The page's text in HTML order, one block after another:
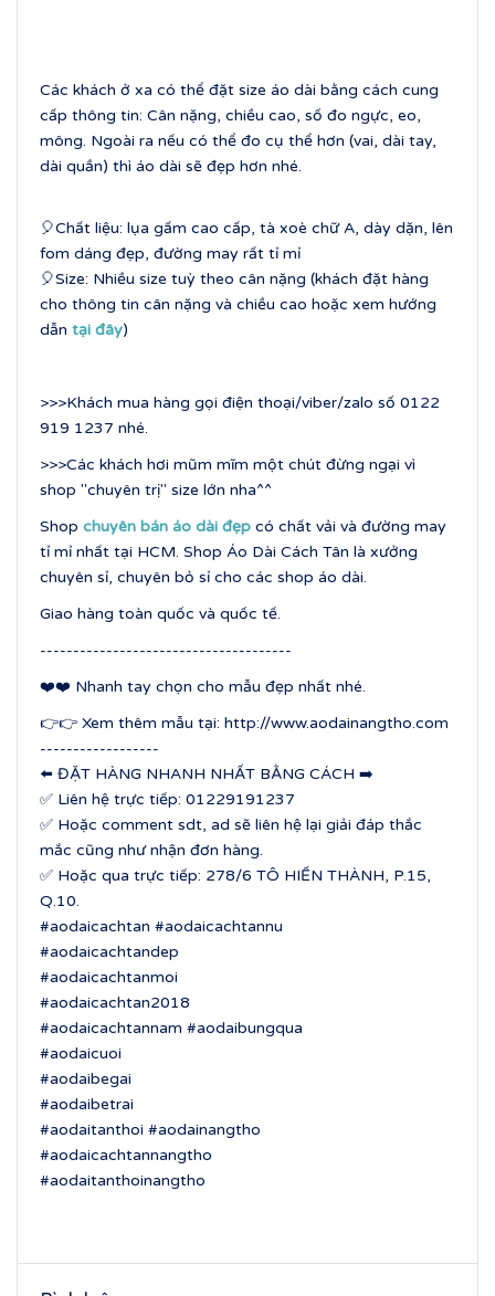
Các khách ở xa có thể đặt size áo dài bằng cách cung
cấp thông tin: Cân nặng, chiều cao, số đo ngực, eo,
mông. Ngoài ra nếu có thể đo cụ thể hơn (vai, dài tay,
dài quần) thì áo dài sẽ đẹp hơn nhé.
🎈Chất liệu: lụa gấm cao cấp, tà xoè chữ A, dày dặn, lên
fom dáng đẹp, đường may rất tỉ mỉ
🎈Size: Nhiều size tuỳ theo cân nặng (khách đặt hàng
cho thông tin cân nặng và chiều cao hoặc xem hướng
dẫn tại đây)
>>>Khách mua hàng gọi điện thoại/viber/zalo số 0122
919 1237 nhé.
>>>Các khách hơi mũm mĩm một chút đừng ngại vì
shop "chuyên trị" size lớn nha^^
Shop chuyên bán áo dài đẹp có chất vải và đường may
tỉ mỉ nhất tại HCM. Shop Áo Dài Cách Tân là xưởng
chuyên sỉ, chuyên bỏ sỉ cho các shop áo dài.
Giao hàng toàn quốc và quốc tế.
--------------------------------------
❤️❤️ Nhanh tay chọn cho mẫu đẹp nhất nhé.
👉👉 Xem thêm mẫu tại: http://www.aodainangtho.com
------------------
⬅️ ĐẶT HÀNG NHANH NHẤT BẰNG CÁCH ➡️
✅ Liên hệ trực tiếp: 01229191237
✅ Hoặc comment sdt, ad sẽ liên hệ lại giải đáp thắc
mắc cũng như nhận đơn hàng.
✅ Hoặc qua trực tiếp: 278/6 TÔ HIẾN THÀNH, P.15,
Q.10.
#aodaicachtan #aodaicachtannu
#aodaicachtandep
#aodaicachtanmoi
#aodaicachtan2018
#aodaicachtannam #aodaibungqua
#aodaicuoi
#aodaibegai
#aodaibetrai
#aodaitanthoi #aodainangtho
#aodaicachtannangtho
#aodaitanthoinangtho